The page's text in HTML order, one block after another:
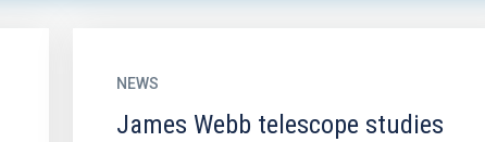
NEWS
James Webb telescope studies